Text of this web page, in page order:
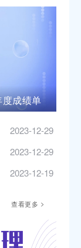
度成绩单
2023-12-29
2023-12-29
2023-12-19
查看更多 >